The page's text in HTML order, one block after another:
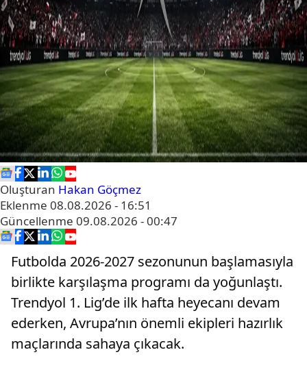
Oluşturan Hakan Göçmez
Eklenme 08.08.2026 - 16:51
Güncellenme 09.08.2026 - 00:47
Futbolda 2026-2027 sezonunun başlamasıyla
birlikte karşılaşma programı da yoğunlaştı.
Trendyol 1. Lig’de ilk hafta heyecanı devam
ederken, Avrupa’nın önemli ekipleri hazırlık
maçlarında sahaya çıkacak.